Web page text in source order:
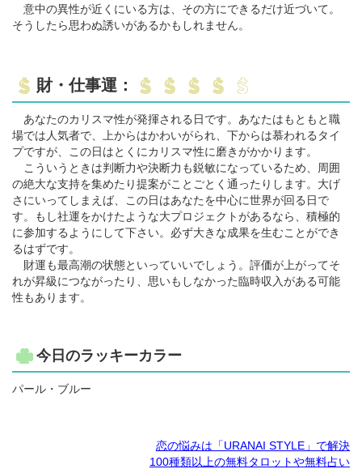
意中の異性が近くにいる方は、その方にできるだけ近づいて。
そうしたら思わぬ誘いがあるかもしれません。
財・仕事運：
あなたのカリスマ性が発揮される日です。あなたはもともと職
場では人気者で、上からはかわいがられ、下からは慕われるタイ
プですが、この日はとくにカリスマ性に磨きがかかります。
こういうときは判断力や決断力も鋭敏になっているため、周囲
の絶大な支持を集めたり提案がことごとく通ったりします。大げ
さにいってしまえば、この日はあなたを中心に世界が回る日で
す。もし社運をかけたような大プロジェクトがあるなら、積極的
に参加するようにして下さい。必ず大きな成果を生むことができ
るはずです。
財運も最高潮の状態といっていいでしょう。評価が上がってそ
れが昇級につながったり、思いもしなかった臨時収入がある可能
性もあります。
今日のラッキーカラー
パール・ブルー
恋の悩みは「URANAI STYLE」で解決
100種類以上の無料タロットや無料占い